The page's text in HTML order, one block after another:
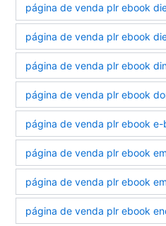
página de venda plr ebook
página de venda plr ebook
página de venda plr ebook
página de venda plr ebook
página de venda plr ebook
página de venda plr ebook
página de venda plr ebook
página de venda plr ebook